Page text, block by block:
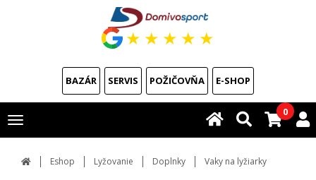
★ ★ ★ ★ ★
BAZÁR SERVIS POŽIČOVŇA E-SHOP
Toggle
navigation
0
Eshop Lyžovanie Doplnky Vaky na lyžiarky